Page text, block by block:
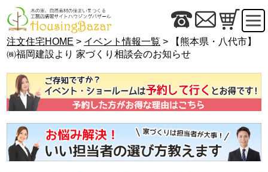
注文住宅HOME > イベント情報一覧 > 【熊本県・八代市】
㈱福岡建設より 家づくり相談会のお知らせ